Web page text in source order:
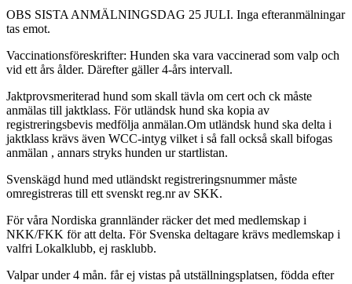
OBS SISTA ANMÄLNINGSDAG 25 JULI. Inga efteranmälningar
tas emot.
Vaccinationsföreskrifter: Hunden ska vara vaccinerad som valp och
vid ett års ålder. Därefter gäller 4-års intervall.
Jaktprovsmeriterad hund som skall tävla om cert och ck måste
anmälas till jaktklass. För utländsk hund ska kopia av
registreringsbevis medfölja anmälan.Om utländsk hund ska delta i
jaktklass krävs även WCC-intyg vilket i så fall också skall bifogas
anmälan , annars stryks hunden ur startlistan.
Svenskägd hund med utländskt registreringsnummer måste
omregistreras till ett svenskt reg.nr av SKK.
För våra Nordiska grannländer räcker det med medlemskap i
NKK/FKK för att delta. För Svenska deltagare krävs medlemskap i
valfri Lokalklubb, ej rasklubb.
Valpar under 4 mån. får ej vistas på utställningsplatsen, födda efter